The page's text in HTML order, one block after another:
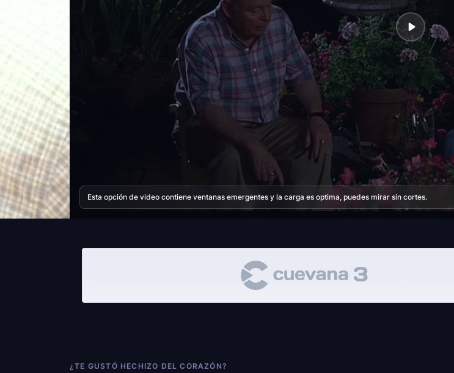
Esta opción de video contiene ventanas emergentes y la carga es optima, puedes mirar sin cortes.
¿TE GUSTÓ HECHIZO DEL CORAZÓN?